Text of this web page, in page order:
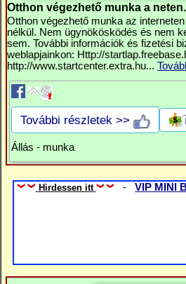
Otthon végezhető munka a
Otthon végezhető munka az
nélkül. Nem ügynökösködés és nem
sem. További információk és fizetési
weblapjainkon: Http://
http://www.startcenter.extra.hu...
További részletek >>
Állás - munka
Hirdessen itt -VIP MINI